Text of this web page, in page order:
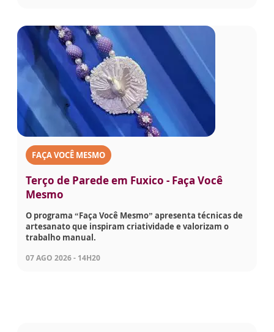
FAÇA VOCÊ MESMO
Terço de Parede em Fuxico - Faça Você
Mesmo
O programa “Faça Você Mesmo” apresenta técnicas de
artesanato que inspiram criatividade e valorizam o
trabalho manual.
07 AGO 2026 - 14H20